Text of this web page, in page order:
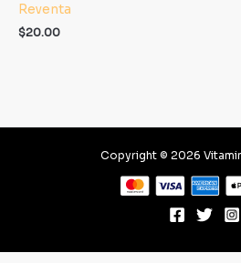
Reventa
$20.00
Copyright © 2026